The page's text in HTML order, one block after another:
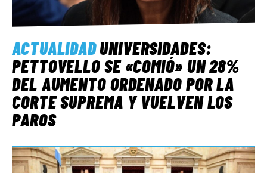
ACTUALIDADUNIVERSIDADES:
PETTOVELLO SE «COMIÓ» UN 28%
DEL AUMENTO ORDENADO POR LA
CORTE SUPREMA Y VUELVEN LOS
PAROS